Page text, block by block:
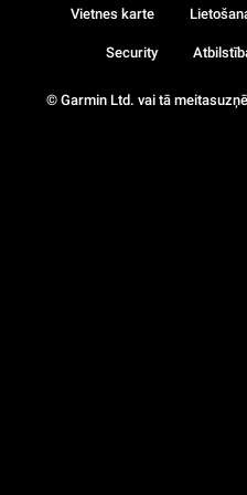
© Garmin Ltd. vai tā
Vietnes karte
Security